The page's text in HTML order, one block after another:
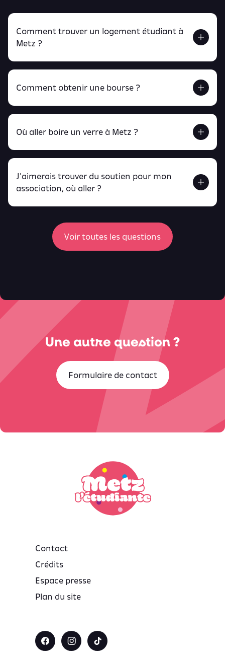
Comment trouver un logement étudiant à
Metz ?
Retrouve tout ça en cliquant ici !
Comment obtenir une bourse ?
Retrouve toutes ces infos ici.
Où aller boire un verre à Metz ?
peux
retrouver ici
J'aimerais trouver du soutien pour mon
association, où aller ?
Voir toutes les questions
Une autre question ?
Formulaire de contact
Contact
Crédits
Espace presse
Plan du site